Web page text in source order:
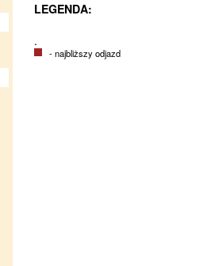
LEGENDA:
.
- najbliższy odjazd